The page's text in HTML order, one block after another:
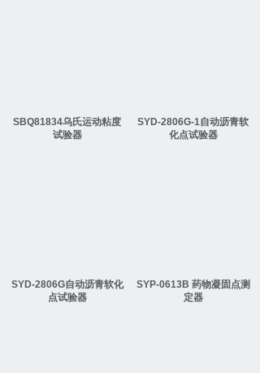
SBQ81834乌氏运动粘度
试验器
SYD-2806G-1自动沥青软
化点试验器
SYD-2806G自动沥青软化
点试验器
SYP-0613B 药物凝固点测
定器